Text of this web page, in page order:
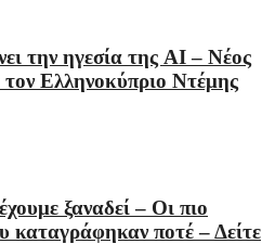
την ηγεσία της AI – Νέος
τον Ελληνοκύπριο Ντέμης
ξαναδεί – Οι πιο
καταγράφηκαν ποτέ – Δείτε